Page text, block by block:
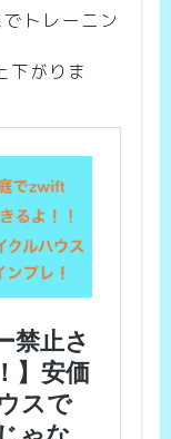
トレーニン
下がりま